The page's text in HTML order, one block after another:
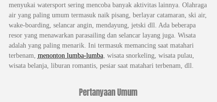
menyukai watersport sering mencoba banyak aktivitas lainnya. Olahraga
air yang paling umum termasuk naik pisang, berlayar catamaran, ski air,
wake-boarding, selancar angin, mendayung, jetski dll. Ada beberapa
resor yang menawarkan parasailing dan selancar layang juga. Wisata
adalah yang paling menarik. Ini termasuk memancing saat matahari
terbenam, menonton lumba-lumba, wisata snorkeling, wisata pulau,
wisata belanja, liburan romantis, pesiar saat matahari terbenam, dll.
Pertanyaan Umum